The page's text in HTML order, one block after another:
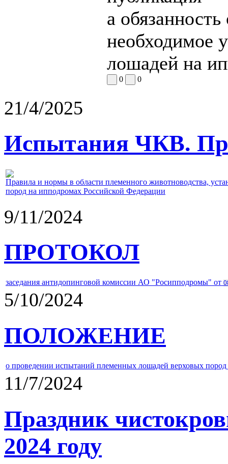
а обязанность
необходимое
лошадей на
0 0
21/4/2025
Испытания ЧКВ.
Правила и нормы в области племенного животноводства,
пород на ипподромах Российской Федерации
9/11/2024
ПРОТОКОЛ
заседания антидопинговой комиссии АО "Росипподромы" от
5/10/2024
ПОЛОЖЕНИЕ
о проведении испытаний племенных лошадей верховых
11/7/2024
Праздник
2024 году